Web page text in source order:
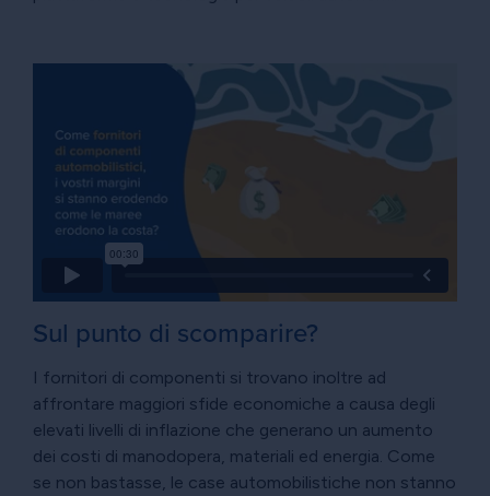
Sul punto di scomparire?
I fornitori di componenti si trovano inoltre ad
affrontare maggiori sfide economiche a causa degli
elevati livelli di inflazione che generano un aumento
dei costi di manodopera, materiali ed energia. Come
se non bastasse, le case automobilistiche non stanno